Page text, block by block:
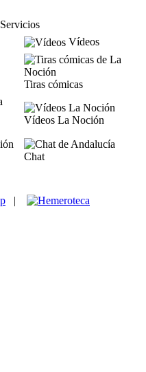
Servicios
Vídeos
Tiras cómicas
Vídeos La Noción
Chat
|